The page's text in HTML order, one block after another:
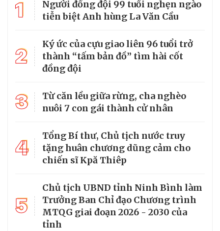
1
Người đồng đội 99 tuổi nghẹn ngào
tiễn biệt Anh hùng La Văn Cầu
2
Ký ức của cựu giao liên 96 tuổi trở
thành “tấm bản đồ” tìm hài cốt
đồng đội
3
Từ căn lều giữa rừng, cha nghèo
nuôi 7 con gái thành cử nhân
4
Tổng Bí thư, Chủ tịch nước truy
tặng huân chương dũng cảm cho
chiến sĩ Kpă Thiêp
5
Chủ tịch UBND tỉnh Ninh Bình làm
Trưởng Ban Chỉ đạo Chương trình
MTQG giai đoạn 2026 - 2030 của
tỉnh